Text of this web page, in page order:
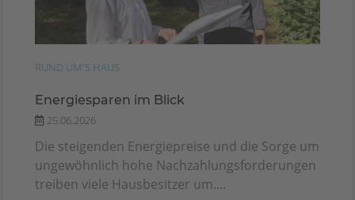
RUND UM'S HAUS
Energiesparen im Blick
25.06.2026
Die steigenden Energiepreise und die Sorge um
ungewöhnlich hohe Nachzahlungsforderungen
treiben viele Hausbesitzer um....